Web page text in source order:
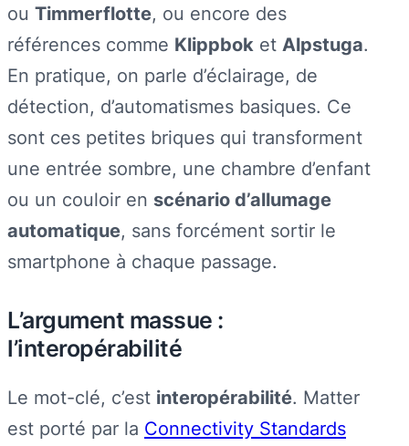
ou Timmerflotte, ou encore des
références comme Klippbok et Alpstuga.
En pratique, on parle d’éclairage, de
détection, d’automatismes basiques. Ce
sont ces petites briques qui transforment
une entrée sombre, une chambre d’enfant
ou un couloir en scénario d’allumage
automatique, sans forcément sortir le
smartphone à chaque passage.
L’argument massue :
l’interopérabilité
Le mot-clé, c’est interopérabilité. Matter
est porté par la Connectivity Standards